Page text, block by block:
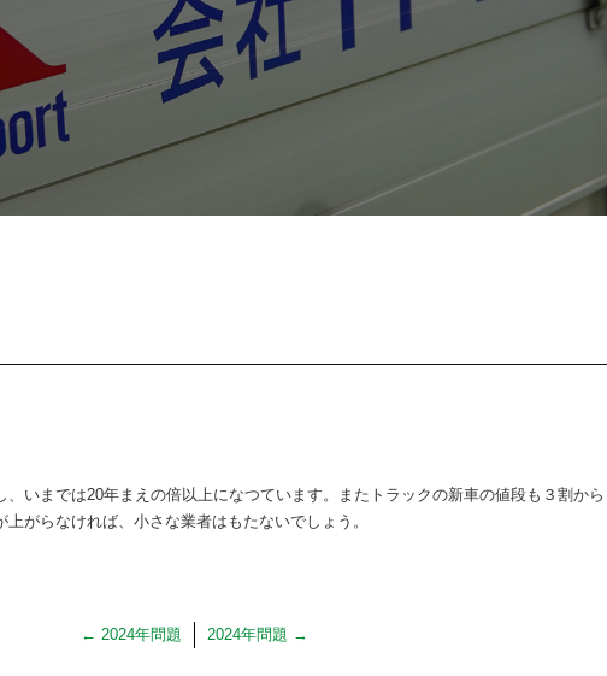
いまでは20年まえの倍以上になつています。またトラックの新車の値段も３割から
がらなければ、小さな業者はもたないでしょう。
← 2024年問題 2024年問題 →